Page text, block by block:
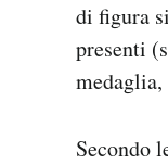
di figura
presenti
Secondo